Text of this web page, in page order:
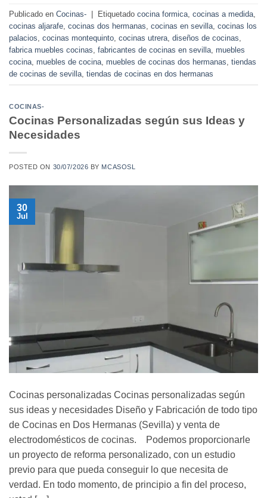
Publicado en Cocinas- | Etiquetado cocina formica cocinas a medida
cocinas aljarafe cocinas dos hermanas cocinas en sevilla cocinas los
palacios cocinas montequinto cocinas utrera diseños de cocinas
fabrica muebles cocinas fabricantes de cocinas en sevilla muebles
cocina muebles de cocina muebles de cocinas dos hermanas tiendas
de cocinas de sevilla tiendas de cocinas en dos hermanas
COCINAS-
Cocinas Personalizadas según sus Ideas y
Necesidades
POSTED ON 30/07/2026 BY MCASOSL
30
Jul
Cocinas personalizadas Cocinas personalizadas según
sus ideas y necesidades Diseño y Fabricación de todo tipo
de Cocinas en Dos Hermanas (Sevilla) y venta de
electrodomésticos de cocinas. Podemos proporcionarle
un proyecto de reforma personalizado, con un estudio
previo para que pueda conseguir lo que necesita de
verdad. En todo momento, de principio a fin del proceso,